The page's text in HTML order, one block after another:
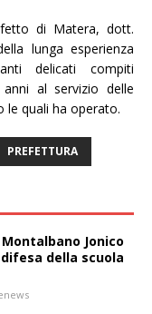
di Matera, dott.
lunga esperienza
delicati compiti
al servizio delle
le quali ha operato.
PREFETTURA
Jonico
della scuola